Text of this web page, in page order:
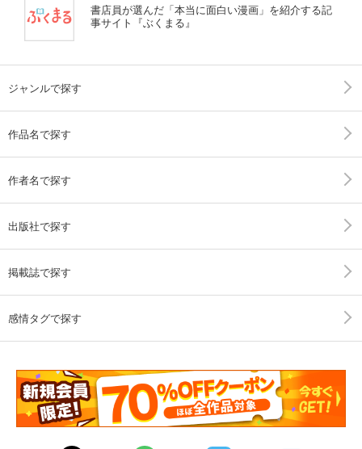
書店員が選んだ「本当に面白い漫画」を紹介する記
事サイト『ぶくまる』
ジャンルで探す
作品名で探す
作者名で探す
出版社で探す
掲載誌で探す
感情タグで探す